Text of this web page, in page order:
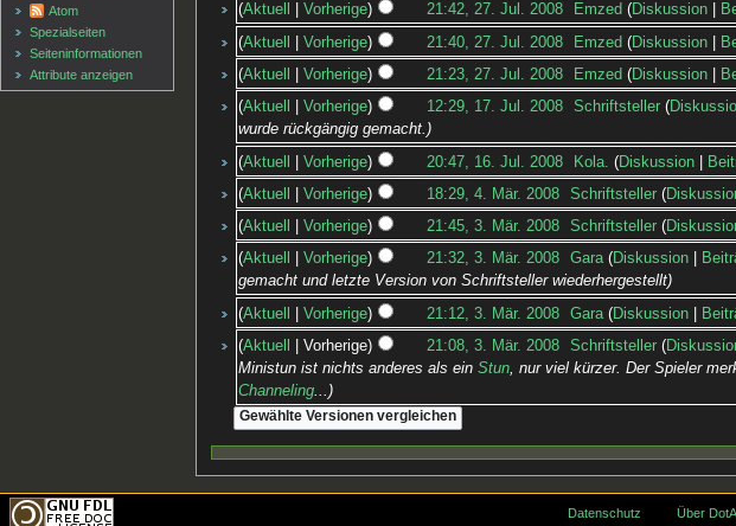
Aktuell
Vorherige 21:42, 27. Jul. 2008‎ Emzed Diskussion
Aktuell
Vorherige 21:40, 27. Jul. 2008‎ Emzed Diskussion
Aktuell
Vorherige 21:23, 27. Jul. 2008‎ Emzed Diskussion
Aktuell
Vorherige 12:29, 17. Jul. 2008‎ Schriftsteller
wurde rückgängig gemacht.
Aktuell
Vorherige 20:47, 16. Jul. 2008‎ Kola. Diskussion
Aktuell
Vorherige 18:29, 4. Mär. 2008‎ Schriftsteller
Aktuell
Vorherige 21:45, 3. Mär. 2008‎ Schriftsteller
Aktuell
Vorherige 21:32, 3. Mär. 2008‎ Gara Diskussion
gemacht und letzte Version von Schriftsteller wiederhergestellt
Aktuell
Vorherige 21:12, 3. Mär. 2008‎ Gara Diskussion
Aktuell
Vorherige 21:08, 3. Mär. 2008‎ Schriftsteller
Ministun ist nichts anderes als ein Stun, nur viel kürzer. Der Spieler
Channeling...
Atom
Spezialseiten
Seiten­informationen
Attribute anzeigen
Datenschutz Über